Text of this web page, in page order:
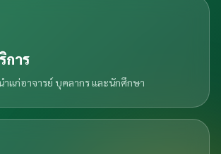
การ
แก่อาจารย์ บุคลากร และนักศึกษา